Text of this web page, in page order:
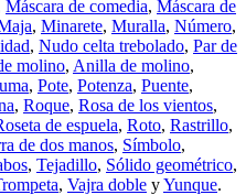
Máscara de comedia, Máscara de
, Minarete, Muralla, Número,
, Nudo celta trebolado, Par de
molino, Anilla de molino,
, Pote, Potenza, Puente,
, Roque, Rosa de los vientos,
de espuela, Roto, Rastrillo,
de dos manos, Símbolo,
, Tejadillo, Sólido geométrico,
, Vajra doble yYunque.